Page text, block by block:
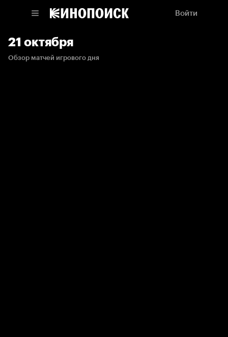
Войти
21 октября
Обзор матчей игрового дня